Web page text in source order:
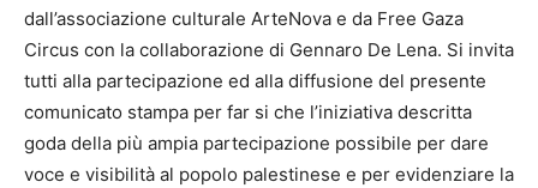
dall’associazione culturale ArteNova e da Free Gaza
Circus con la collaborazione di Gennaro De Lena. Si invita
tutti alla partecipazione ed alla diffusione del presente
comunicato stampa per far si che l’iniziativa descritta
goda della più ampia partecipazione possibile per dare
voce e visibilità al popolo palestinese e per evidenziare la